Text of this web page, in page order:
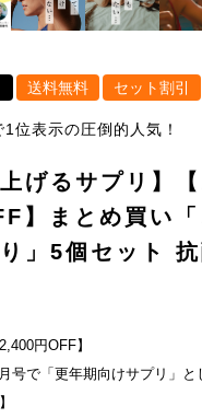
送料無料 セット割引
位表示の圧倒的人気！
上げるサプリ】
】まとめ買い「
」5個セット
円OFF】
号で「更年期向けサプリ」